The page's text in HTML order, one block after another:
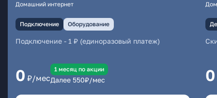
Домашний интернет
Подключение Оборудование
Подключение - 1 ₽ (единоразовый платеж)
0 ₽/мес
1 месяц по акции
Далее 550₽/мес 0